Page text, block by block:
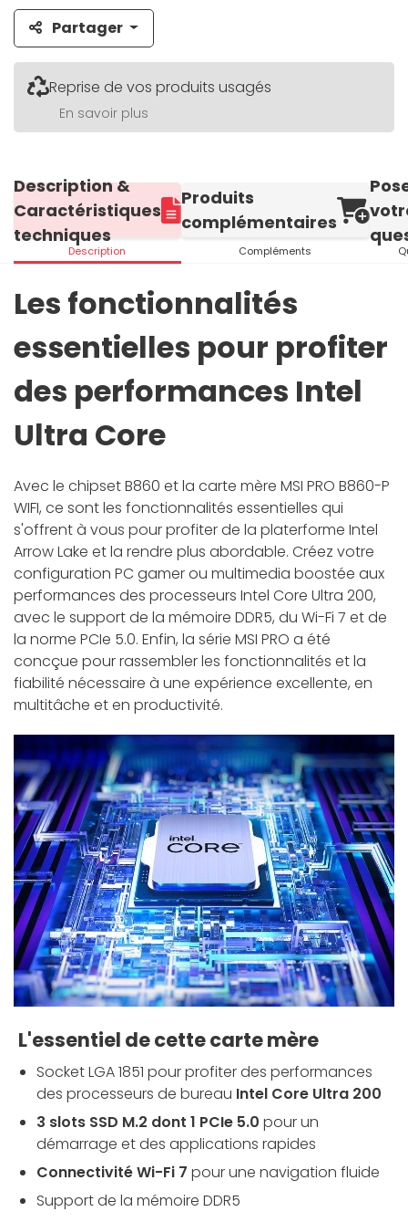
Partager
Reprise de vos produits usagés
En savoir plus
Description &
Caractéristiques
techniques
Description
Produits
complémentaires
Compléments
Les fonctionnalités
essentielles pour profiter
des performances Intel
Ultra Core
Avec le chipset B860 et la carte mère MSI PRO B860-P
WIFI, ce sont les fonctionnalités essentielles qui
s'offrent à vous pour profiter de la platerforme Intel
Arrow Lake et la rendre plus abordable. Créez votre
configuration PC gamer ou multimedia boostée aux
performances des processeurs Intel Core Ultra 200,
avec le support de la mémoire DDR5, du Wi-Fi 7 et de
la norme PCIe 5.0. Enfin, la série MSI PRO a été
concçue pour rassembler les fonctionnalités et la
fiabilité nécessaire à une expérience excellente, en
multitâche et en productivité.
L'essentiel de cette carte mère
Socket LGA 1851 pour profiter des performances
des processeurs de bureau Intel Core Ultra 200
3 slots SSD M.2 dont 1 PCIe 5.0 pour un
démarrage et des applications rapides
Connectivité Wi-Fi 7 pour une navigation fluide
Support de la mémoire DDR5